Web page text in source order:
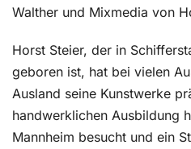
Walther und Mixmedia von
Horst Steier, der in
geboren ist, hat bei vielen
Ausland seine Kunstwerke
handwerklichen Ausbildung
Mannheim besucht und ein